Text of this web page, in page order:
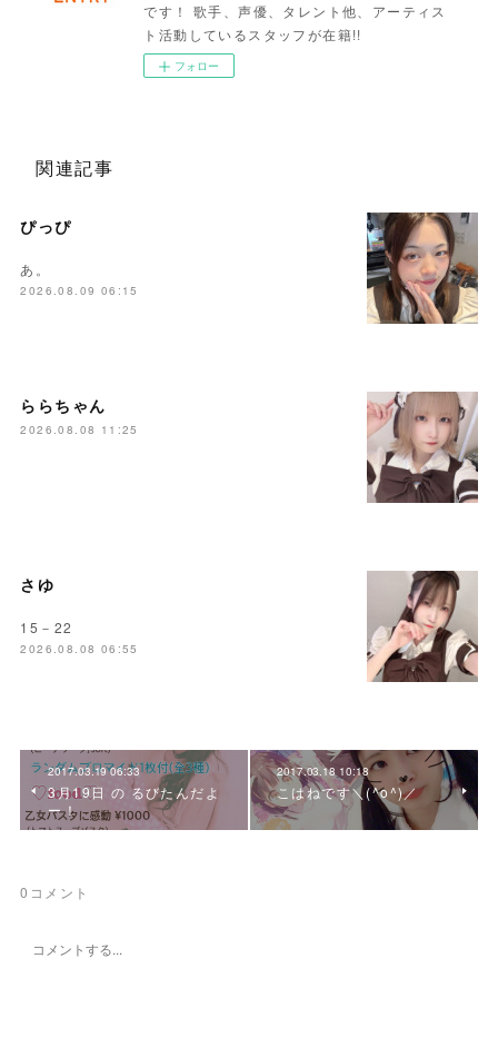
です！ 歌手、声優、タレント他、アーティス
ト活動しているスタッフが在籍!!
フォロー
関連記事
ぴっぴ
あ。
2026.08.09 06:15
ららちゃん
2026.08.08 11:25
さゆ
15－22
2026.08.08 06:55
2017.03.19 06:33
3月19日 の るびたんだよ
ー！
2017.03.18 10:18
こはねです＼(^o^)／
0 コメント